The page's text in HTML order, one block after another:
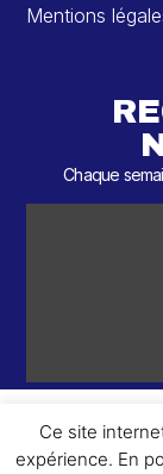
Mentions
Chaque
Ce site
expérience. En